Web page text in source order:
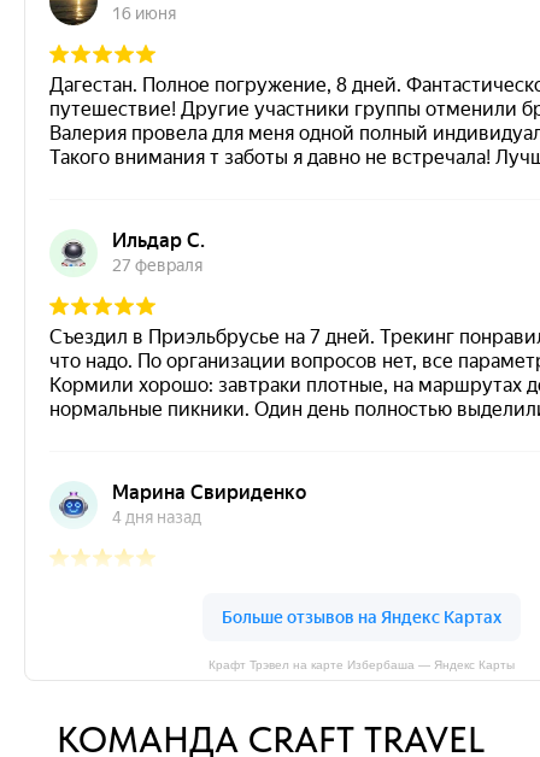
Крафт Трэвел на карте Избербаша — Яндекс Карты
КОМАНДА CRAFT TRAVEL